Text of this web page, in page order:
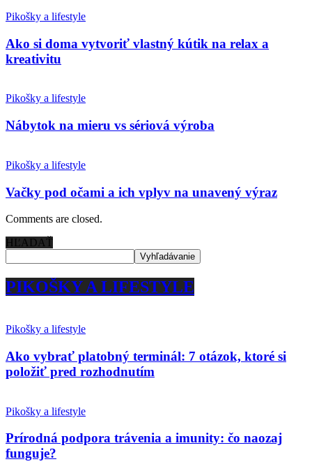
Pikošky a lifestyle
Ako si doma vytvoriť vlastný kútik na relax a
kreativitu
Pikošky a lifestyle
Nábytok na mieru vs sériová výroba
Pikošky a lifestyle
Vačky pod očami a ich vplyv na unavený výraz
Comments are closed.
HĽADAŤ
PIKOŠKY A LIFESTYLE
Pikošky a lifestyle
Ako vybrať platobný terminál: 7 otázok, ktoré si
položiť pred rozhodnutím
Pikošky a lifestyle
Prírodná podpora trávenia a imunity: čo naozaj
funguje?